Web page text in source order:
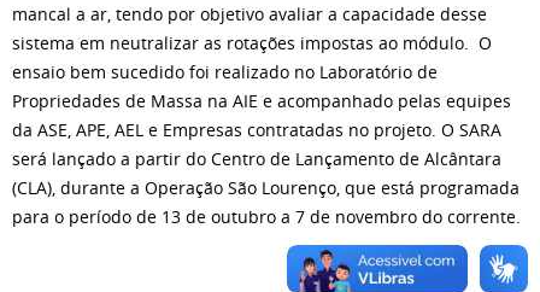
mancal a ar, tendo por objetivo avaliar a capacidade desse
sistema em neutralizar as rotações impostas ao módulo. O
ensaio bem sucedido foi realizado no Laboratório de
Propriedades de Massa na AIE e acompanhado pelas equipes
da ASE, APE, AEL e Empresas contratadas no projeto. O SARA
será lançado a partir do Centro de Lançamento de Alcântara
(CLA), durante a Operação São Lourenço, que está programada
para o período de 13 de outubro a 7 de novembro do corrente.